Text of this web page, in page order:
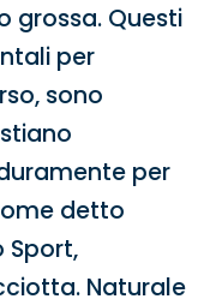
grossa. Questi
per
sono
per
detto
Sport,
Naturale